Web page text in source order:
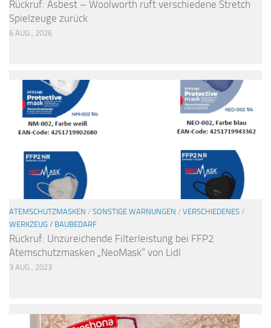
Rückruf: Asbest – Woolworth ruft verschiedene Stretch
Spielzeuge zurück
6 AUG., 2026
ATEMSCHUTZMASKEN / SONSTIGE WARNUNGEN / VERSCHIEDENES /
WERKZEUG / BAUBEDARF
Rückruf: Unzureichende Filterleistung bei FFP2
Atemschutzmasken „NeoMask“ von Lidl
3 AUG., 2023